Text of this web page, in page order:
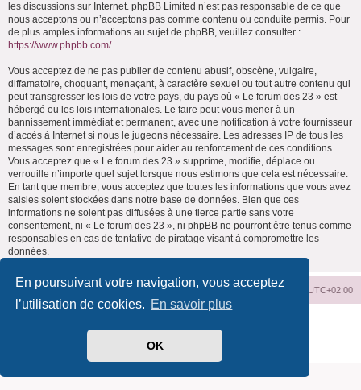
En poursuivant votre navigation, vous acceptez
l’utilisation de cookies. En savoir plus
OK
les discussions sur Internet. phpBB Limited n’est pas responsable de ce que
nous acceptons ou n’acceptons pas comme contenu ou conduite permis. Pour
de plus amples informations au sujet de phpBB, veuillez consulter :
https://www.phpbb.com/.
Vous acceptez de ne pas publier de contenu abusif, obscène, vulgaire,
diffamatoire, choquant, menaçant, à caractère sexuel ou tout autre contenu qui
peut transgresser les lois de votre pays, du pays où « Le forum des 23 » est
hébergé ou les lois internationales. Le faire peut vous mener à un
bannissement immédiat et permanent, avec une notification à votre fournisseur
d’accès à Internet si nous le jugeons nécessaire. Les adresses IP de tous les
messages sont enregistrées pour aider au renforcement de ces conditions.
Vous acceptez que « Le forum des 23 » supprime, modifie, déplace ou
verrouille n’importe quel sujet lorsque nous estimons que cela est nécessaire.
En tant que membre, vous acceptez que toutes les informations que vous avez
saisies soient stockées dans notre base de données. Bien que ces
informations ne soient pas diffusées à une tierce partie sans votre
consentement, ni « Le forum des 23 », ni phpBB ne pourront être tenus comme
responsables en cas de tentative de piratage visant à compromettre les
données.
Index du forum Heures au format UTC+02:00
Supprimer les cookies
phpBB-fr.com
Confidentialité